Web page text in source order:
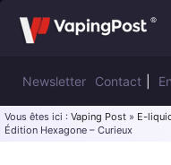
Newsletter Contact
Vous êtes ici : Vaping Post » E-
Édition Hexagone – Curieux